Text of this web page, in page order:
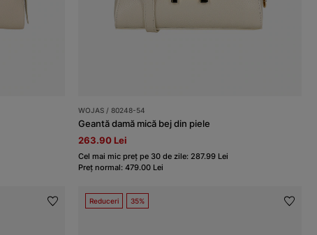
WOJAS / 80248-54
Geantă damă mică bej din piele
263.90 Lei
Cel mai mic preț pe 30 de zile: 287.99 Lei
Preț normal: 479.00 Lei
Reduceri 35%